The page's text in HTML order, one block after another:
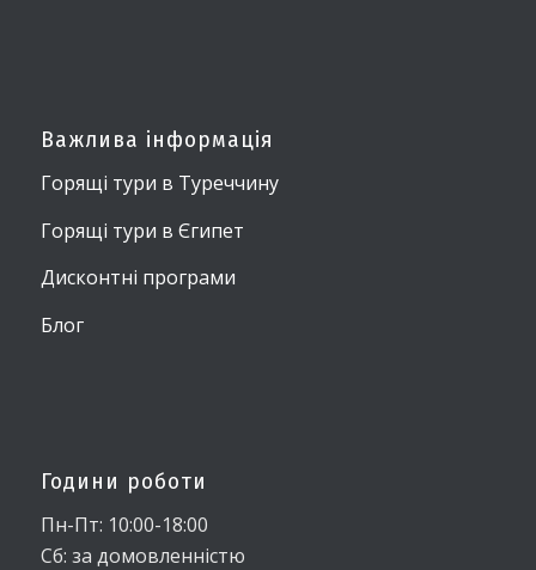
Важлива інформація
Горящі тури в Туреччину
Горящі тури в Єгипет
Дисконтні програми
Блог
Години роботи
Пн-Пт: 10:00-18:00
Сб: за домовленністю